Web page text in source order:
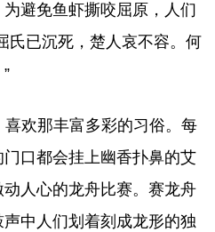
避免鱼虾撕咬屈原，人们
氏已沉死，楚人哀不容。何
欢那丰富多彩的习俗。每
口都会挂上幽香扑鼻的艾
人心的龙舟比赛。赛龙舟
中人们划着刻成龙形的独